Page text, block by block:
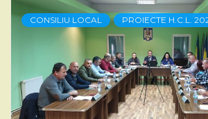
CONSILIU LOCAL PROIECTE H.C.L.